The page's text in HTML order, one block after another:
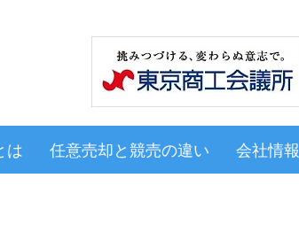
は 任意売却と競売の違い 会社情報